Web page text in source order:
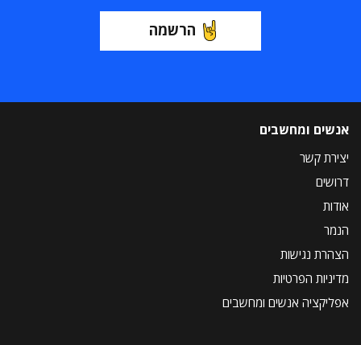
הרשמה
אנשים ומחשבים
יצירת קשר
דרושים
אודות
הנמר
הצהרת נגישות
מדיניות הפרטיות
אפליקציה אנשים ומחשבים